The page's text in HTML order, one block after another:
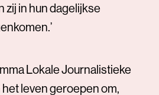
zij in hun dagelijkse
Lokale Journalistieke
het leven geroepen om,